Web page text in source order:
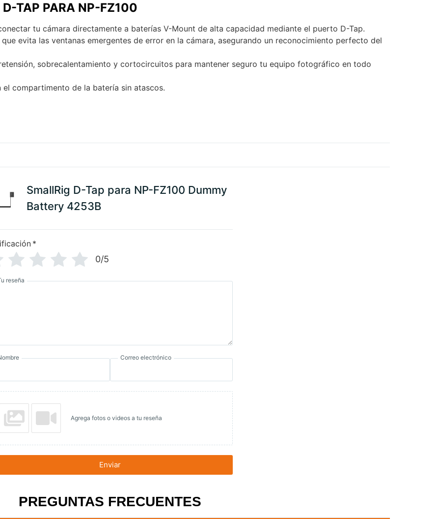
TAP PARA NP-FZ100
tu cámara directamente a baterías V-Mount de alta capacidad mediante el puerto D-Tap.
evita las ventanas emergentes de error en la cámara, asegurando un reconocimiento perfecto del
sobrecalentamiento y cortocircuitos para mantener seguro tu equipo fotográfico en todo
compartimento de la batería sin atascos.
SmallRig D-Tap para NP-FZ100 Dummy
Battery 4253B
*
0/5
reseña
Correo electrónico
Agrega fotos o videos a tu reseña
Enviar
PREGUNTAS FRECUENTES